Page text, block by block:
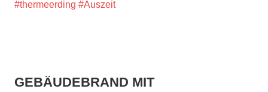
#thermeerding #Auszeit
GEBÄUDEBRAND MIT